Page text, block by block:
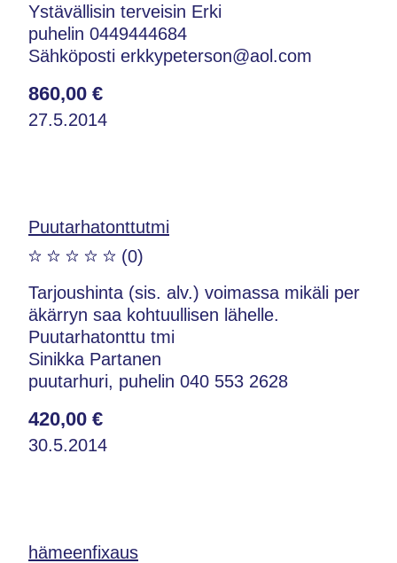
Ystävällisin terveisin Erki
puhelin 0449444684
Sähköposti erkkypeterson@aol.com
860,00 €
27.5.2014
Puutarhatonttutmi
(0)
Tarjoushinta (sis. alv.) voimassa mikäli per
äkärryn saa kohtuullisen lähelle.
Puutarhatonttu tmi
Sinikka Partanen
puutarhuri, puhelin 040 553 2628
420,00 €
30.5.2014
hämeenfixaus